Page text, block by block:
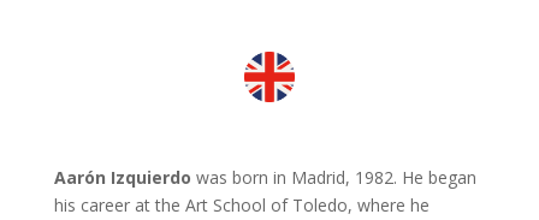
Aarón Izquierdo was born in Madrid, 1982. He began
his career at the Art School of Toledo, where he